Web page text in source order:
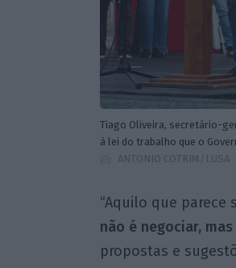
Tiago Oliveira, secretário-
à lei do trabalho que o
ANTONIO COTRIM/LUSA
“Aquilo que
não é negociar,
propostas e